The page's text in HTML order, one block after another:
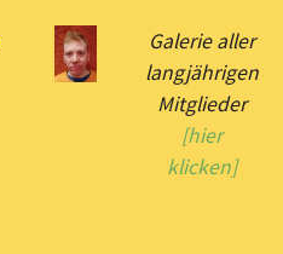
Galerie aller
langjährigen
Mitglieder
[hier
klicken]